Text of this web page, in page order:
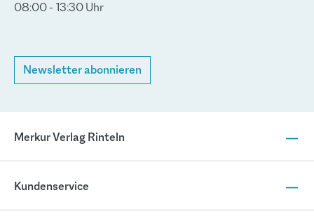
08:00 - 13:30 Uhr
Newsletter abonnieren
Merkur Verlag Rinteln
Kundenservice